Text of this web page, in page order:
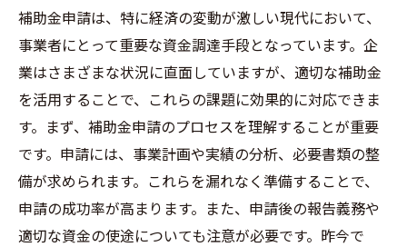
補助金申請は、特に経済の変動が激しい現代において、
事業者にとって重要な資金調達手段となっています。企
業はさまざまな状況に直面していますが、適切な補助金
を活用することで、これらの課題に効果的に対応できま
す。まず、補助金申請のプロセスを理解することが重要
です。申請には、事業計画や実績の分析、必要書類の整
備が求められます。これらを漏れなく準備することで、
申請の成功率が高まります。また、申請後の報告義務や
適切な資金の使途についても注意が必要です。昨今で